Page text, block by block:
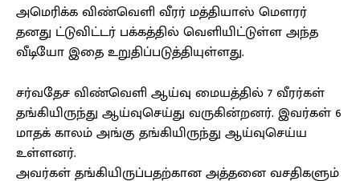
அமெரிக்க விண்வெளி வீரர் மத்தியாஸ் மௌரர்
தனது ட்டுவிட்டர் பக்கத்தில் வெளியிட்டுள்ள அந்த
வீடியோ இதை உறுதிப்படுத்தியுள்ளது.
சர்வதேச விண்வெளி ஆய்வு மையத்தில் 7 வீரர்கள்
தங்கியிருந்து ஆய்வுசெய்து வருகின்றனர். இவர்கள் 6
மாதக் காலம் அங்கு தங்கியிருந்து ஆய்வுசெய்ய
உள்ளனர்.
அவர்கள் தங்கியிருப்பதற்கான அத்தனை வசதிகளும்